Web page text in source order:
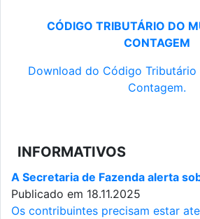
CÓDIGO TRIBUTÁRIO DO
CONTAGEM
Download do Código
Contagem.
INFORMATIVOS
A Secretaria de Fazenda alerta
Publicado em 18.11.2025
Os contribuintes precisam estar